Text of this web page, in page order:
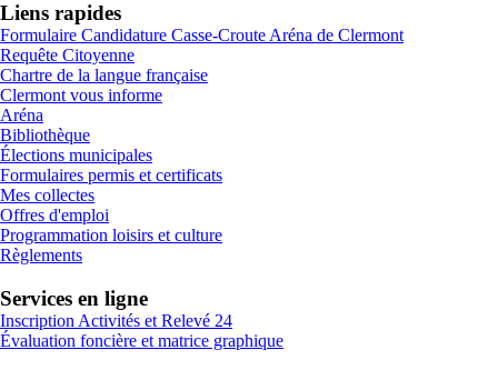
Liens rapides
Formulaire Candidature Casse-Croute Aréna de Clermont
Requête Citoyenne
Chartre de la langue française
Clermont vous informe
Aréna
Bibliothèque
Élections municipales
Formulaires permis et certificats
Mes collectes
Offres d'emploi
Programmation loisirs et culture
Règlements
Services en ligne
Inscription Activités et Relevé 24
Évaluation foncière et matrice graphique